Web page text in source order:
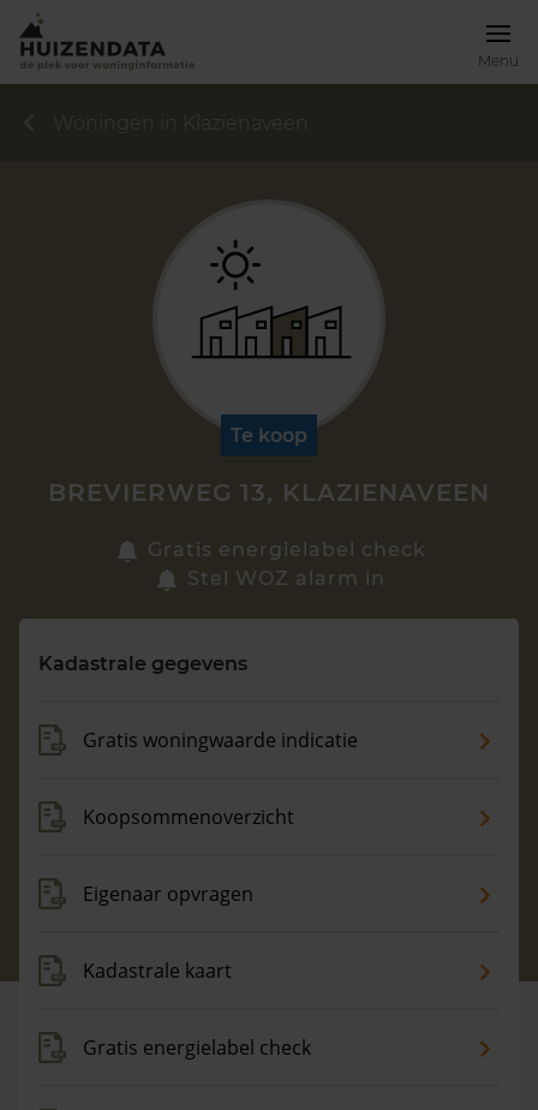
Menu
Zoek een woning
Maandag t/m vrijdag - 08:00 -18:00
Woningen in Klazienaveen
Te koop
BREVIERWEG 13, KLAZIENAVEEN
Gratis energielabel check
Stel WOZ alarm in
Kadastrale gegevens
Gratis woningwaarde indicatie
Koopsommenoverzicht
Eigenaar opvragen
Kadastrale kaart
Gratis energielabel check